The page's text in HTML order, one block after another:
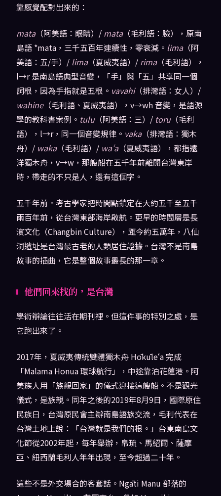
靠感覺配對出來的：
mata（阿美語：眼睛）/ mata（毛利語：臉），原南
島語 *mata，三千五百年連續性，零衰減。 lima（阿
美語：五/手）/ lima（夏威夷語）/ rima（毛利語），
l→r 是南島語典型音變，「手」與「五」共享同一個
詞根，因為手指就是五根。 vavahi（排灣語：女人）/
wahine（毛利語、夏威夷語），v→wh 音變，是語源
學的教科書案例。 tulu（阿美語：三）/ toru（毛利
語），l→r，同一個音變規律。 vaka（排灣語：獨木
舟）/ waka（毛利語）/ waʻa（夏威夷語），都指遠
洋獨木舟，v→w，那艘船在五千年前離開台灣東岸
時，帶走的不只是人，還有這個字。
五千年前。考古學家把時間點鎖定在大約五千至五千
兩百年前，從台灣東部海岸啟航。更早的時間層是長
濱文化（Changbin Culture），距今約五萬年，八仙
洞遺址是台灣最古老的人類居住證據。台灣不是南島
故事的插曲，它是整個故事最長的那一章。
他們回來找的，是台灣
學術辯論往往活在期刊裡。但這件事的特別之處，是
它跑出來了。
2017年，夏威夷傳統雙體獨木舟 Hōkūleʻa 完成
「Malama Honua 環球航行」，中途靠泊花蓮港。阿
美族人用「族親回家」的儀式迎接這艘船。不是觀光
儀式，是族親。同年之後的2019年8月9日，國際原住
民族日，台灣原民會主辦南島語族交流，毛利代表在
台灣土地上說：「台灣就是我們的根。」台東南島文
化節從2002年起，每年舉辦，帛琉、馬紹爾、薩摩
亞、紐西蘭毛利人年年出現，至今超過二十年。
這些不是外交場合的客套話。Ngāti Manu 部落的